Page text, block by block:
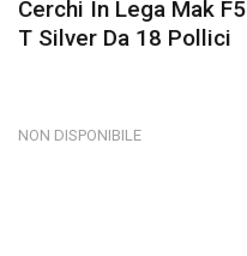
Cerchi In Lega Mak F5
T Silver Da 18 Pollici
NON DISPONIBILE